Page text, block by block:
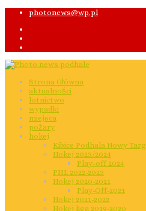
photonews@wp.pl
Strona Główna
aktualności
lotnictwo
wypadki
miejsca
pożary
hokej
Kibice Podhala Nowy Targ
Hokej 2023/2024
Play-off 2024
PHL 2022-2023
Hokej 2020-2021
Play-Off-2021
Hokej 2021-2022
Hokej liga 2019-2020